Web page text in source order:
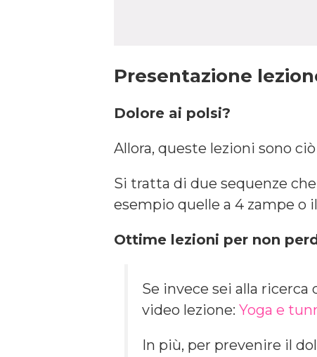
Presentazione
Dolore ai polsi?
Allora, queste lezioni sono
Si tratta di due sequenze
esempio quelle a 4 zampe o
Ottime lezioni per non
Se invece sei alla
video lezione: Yoga e
In più, per prevenire il